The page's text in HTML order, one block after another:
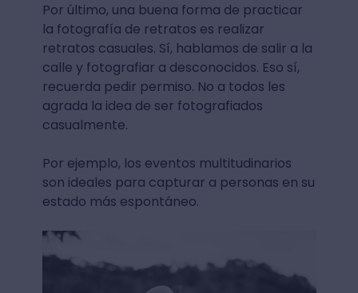
Por último, una buena forma de practicar
la fotografía de retratos es realizar
retratos casuales. Sí, hablamos de salir a la
calle y fotografiar a desconocidos. Eso sí,
recuerda pedir permiso. No a todos les
agrada la idea de ser fotografiados
casualmente.
Por ejemplo, los eventos multitudinarios
son ideales para capturar a personas en su
estado más espontáneo.